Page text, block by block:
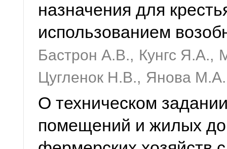
назначения для
использованием
Бастрон А.В., Кунгс Я.А.,
Цугленок Н.В., Янова М.А.
О техническом
помещений и жилых